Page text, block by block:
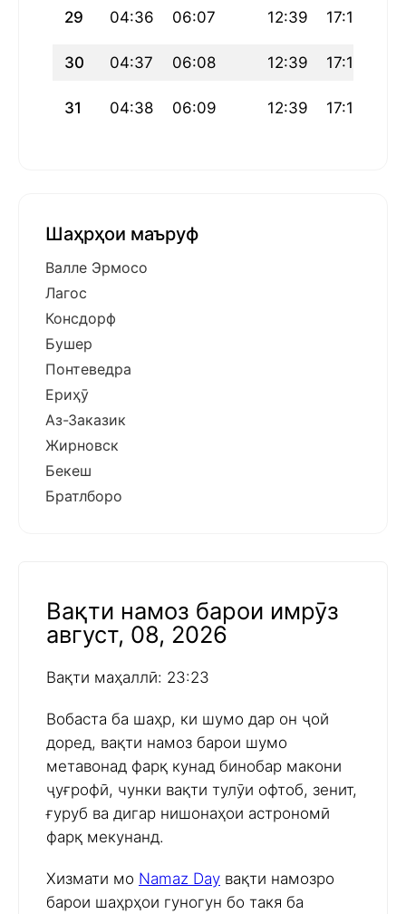
29 04:36 06:07 12:39 17:18
30 04:37 06:08 12:39 17:17
31 04:38 06:09 12:39 17:16
Шаҳрҳои маъруф
Валле Эрмосо
Лагос
Консдорф
Бушер
Понтеведра
Ериҳӯ
Аз-Заказик
Жирновск
Бекеш
Братлборо
Вақти намоз барои имрӯз
август, 08, 2026
Вақти маҳаллӣ: 23:23
Вобаста ба шаҳр, ки шумо дар он ҷой
доред, вақти намоз барои шумо
метавонад фарқ кунад бинобар макони
ҷуғрофӣ, чунки вақти тулӯи офтоб, зенит,
ғуруб ва дигар нишонаҳои астрономӣ
фарқ мекунанд.
Хизмати мо Namaz Day вақти намозро
барои шаҳрҳои гуногун бо такя ба